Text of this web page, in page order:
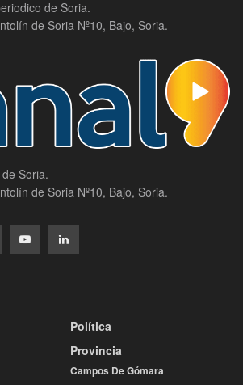
de Soria.
de Soria Nº10, Bajo, Soria.
Soria.
de Soria Nº10, Bajo, Soria.
Política
Provincia
Campos De Gómara